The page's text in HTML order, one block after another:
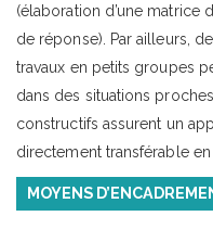
(élaboration d’une matrice
de réponse). Par ailleurs,
travaux en petits groupes
dans des situations
constructifs assurent un
directement transférable en
MOYENS